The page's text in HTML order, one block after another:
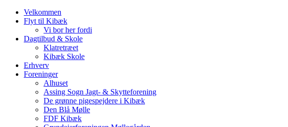
Velkommen
Flyt til Kibæk
Vi bor her fordi
Dagtilbud & Skole
Klatretræet
Kibæk Skole
Erhverv
Foreninger
Alhuset
Assing Sogn Jagt- & Skytteforening
De grønne pigespejdere i Kibæk
Den Blå Mølle
FDF Kibæk